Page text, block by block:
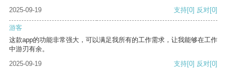
2025-09-19
支持[0] 反对[0]
游客
这款app的功能非常强大，可以满足我所有的工作需求，让我能够在工作
中游刃有余。
2025-09-19
支持[0] 反对[0]